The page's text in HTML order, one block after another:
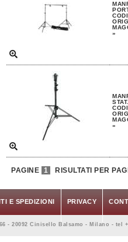
»
»
PAGINE 1 RISULTATI PER
E SPEDIZIONI PRIVACY
20092 Cinisello Balsamo - Milano - tel